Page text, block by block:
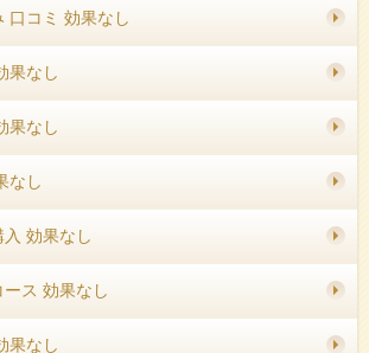
口コミ 効果なし
果なし
果なし
なし
効果なし
ス 効果なし
果なし